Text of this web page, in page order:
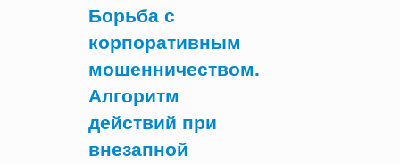
Борьба с
корпоративным
мошенничеством.
Алгоритм
действий при
внезапной